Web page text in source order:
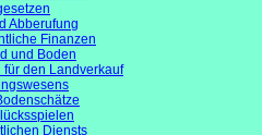
Abberufung
Finanzen
und Boden
für den Landverkauf
Diensts